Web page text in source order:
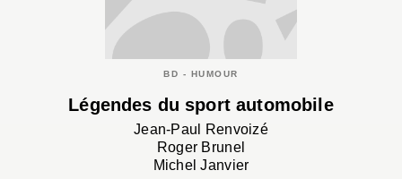
BD - HUMOUR
Légendes du sport automobile
Jean-Paul Renvoizé
Roger Brunel
Michel Janvier